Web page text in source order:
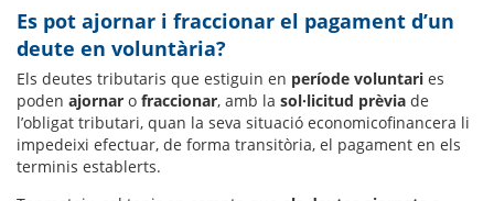
Es pot ajornar i fraccionar el pagament d’un
deute en voluntària?
Els deutes tributaris que estiguin en període voluntari es
poden ajornar o fraccionar, amb la sol·licitud prèvia de
l’obligat tributari, quan la seva situació economicofinancera li
impedeixi efectuar, de forma transitòria, el pagament en els
terminis establerts.